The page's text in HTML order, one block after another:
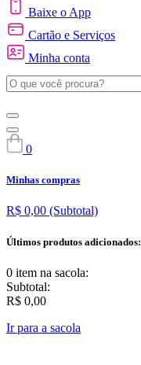
Baixe o App
Cartão e Serviços
Minha conta
0
Minhas compras
R$ 0,00 (Subtotal)
Últimos produtos adicionados:
0 item na sacola:
Subtotal:
R$ 0,00
Ir para a sacola